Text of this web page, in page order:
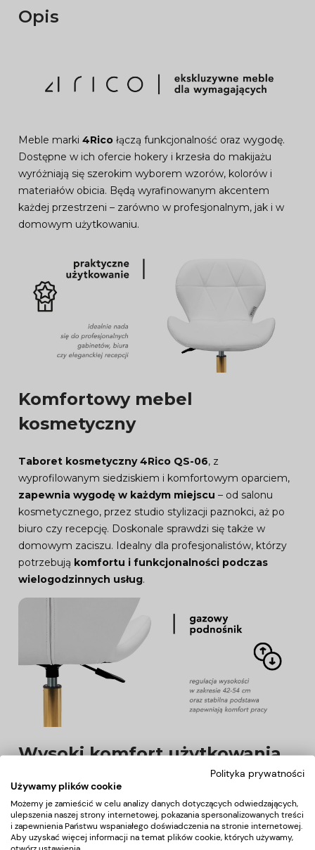
Opis
Meble marki 4Rico łączą funkcjonalność oraz wygodę.
Dostępne w ich ofercie hokery i krzesła do makijażu
wyróżniają się szerokim wyborem wzorów, kolorów i
materiałów obicia. Będą wyrafinowanym akcentem
każdej przestrzeni – zarówno w profesjonalnym, jak i w
domowym użytkowaniu.
Komfortowy mebel
kosmetyczny
Taboret kosmetyczny 4Rico QS-06, z
wyprofilowanym siedziskiem i komfortowym oparciem,
zapewnia wygodę w każdym miejscu – od salonu
kosmetycznego, przez studio stylizacji paznokci, aż po
biuro czy recepcję. Doskonale sprawdzi się także w
domowym zaciszu. Idealny dla profesjonalistów, którzy
potrzebują komfortu i funkcjonalności podczas
wielogodzinnych usług.
Wysoki komfort użytkowania
Wydajny podnośnik gazowy
regulację wysokości siedziskaw granicach 42-54 cm.
Umożliwia todopasowanie krzesła do
indywidualnych potrzeboraz przeprowadzanych
Polityka prywatności
Używamy plików cookie
Możemy je zamieścić w celu analizy danych dotyczących odwiedzających,
ulepszenia naszej strony internetowej, pokazania spersonalizowanych treści
i zapewnienia Państwu wspaniałego doświadczenia na stronie internetowej.
Aby uzyskać więcej informacji na temat plików cookie, których używamy,